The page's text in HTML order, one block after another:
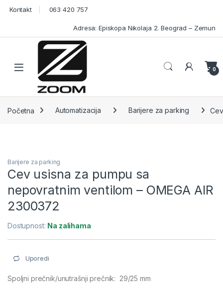
Skip to navigation
Skip to content
Kontakt 063 420 757
Adresa: Episkopa Nikolaja 2. Beograd – Zemun
Open 0
Početna Automatizacija Barijere za parking
Barijere za parking
Cev usisna za pumpu sa
nepovratnim ventilom – OMEGA AIR
2300372
Dostupnost: Na zalihama
Uporedi
Spoljni prečnik/unutrašnji prečnik: 29/25 mm